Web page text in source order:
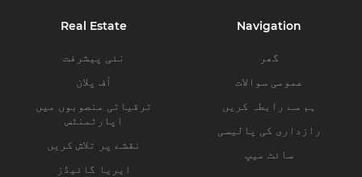
Navigation
گھر
عمومی سوالات
ہم سے رابطہ کریں
رازداری کی پالیسی
سائٹ میپ
Real Estate
نئی پیشرفت
آف پلان
ترقیاتی منصوبوں میں
اپارٹمنٹس
نقشے پر تلاش کریں
ایریا گائیڈز